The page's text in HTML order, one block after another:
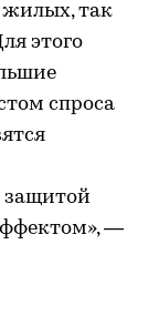
жилых, так
этого
спроса
защитой
—